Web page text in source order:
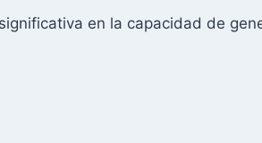
en la capacidad de